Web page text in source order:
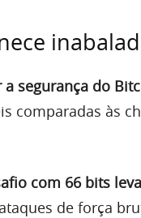
segurança do
comparadas às
com 66 bits
de força